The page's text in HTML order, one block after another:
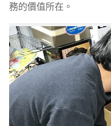
務的價值所在。